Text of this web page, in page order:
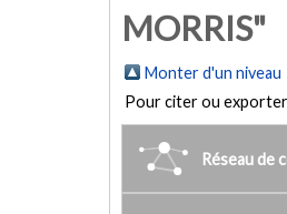
MORRIS"
Monter d'un niveau
Pour citer ou exporter
Réseau de